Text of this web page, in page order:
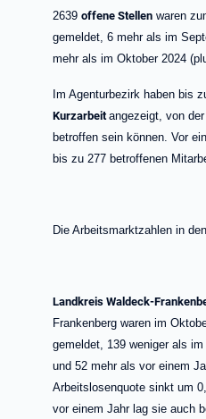
2639offene Stellen waren
gemeldet, 6 mehr als im
mehr als im Oktober 2024
Im Agenturbezirk haben bis
Kurzarbeitangezeigt, von
betroffen sein können. Vor
bis zu 277 betroffenen
Die Arbeitsmarktzahlen in
Landkreis Waldeck-
Frankenberg waren im
gemeldet, 139 weniger als
und 52 mehr als vor einem
Arbeitslosenquote sinkt um
vor einem Jahr lag sie auch